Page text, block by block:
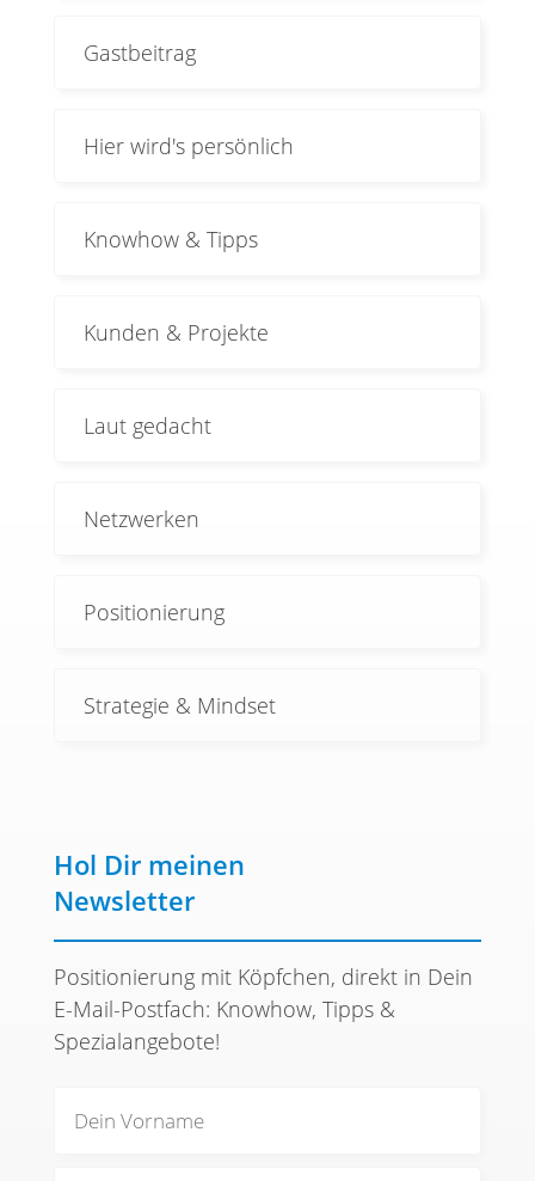
Gastbeitrag
Hier wird's persönlich
Knowhow & Tipps
Kunden & Projekte
Laut gedacht
Netzwerken
Positionierung
Strategie & Mindset
Hol Dir meinen
Newsletter
Positionierung mit Köpfchen, direkt in Dein
E-Mail-Postfach: Knowhow, Tipps &
Spezialangebote!